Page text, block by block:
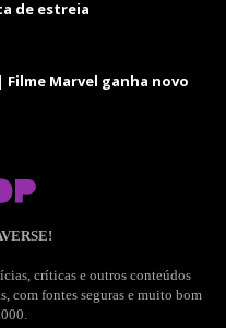
de estreia
Filme Marvel ganha novo
críticas e outros conteúdos
com fontes seguras e muito bom